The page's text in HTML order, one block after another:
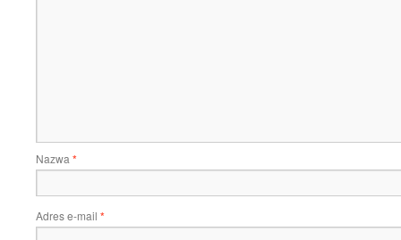
Nazwa *
Adres e-mail *